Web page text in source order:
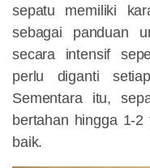
sepatu memiliki
sebagai panduan
secara intensif
perlu diganti
Sementara itu,
bertahan hingga 1-
baik.